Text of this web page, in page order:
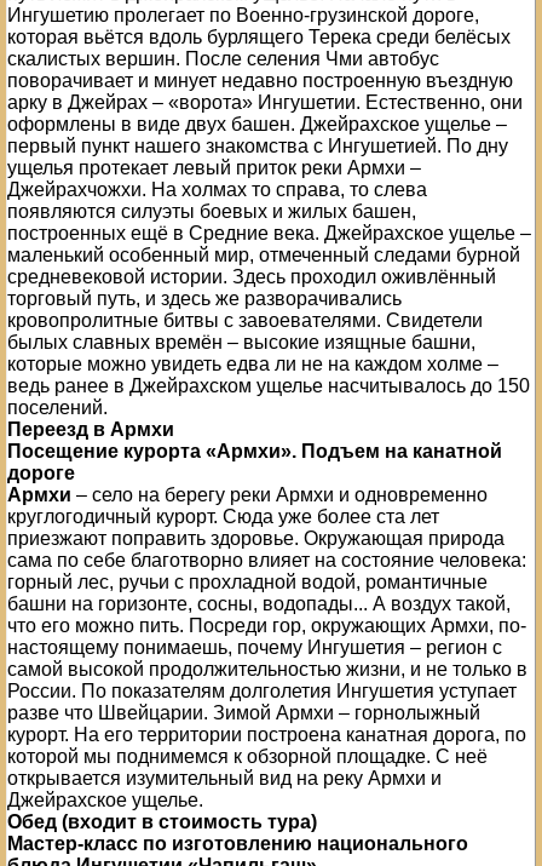
Ингушетию пролегает по Военно-грузинской дороге,
которая вьётся вдоль бурлящего Терека среди белёсых
скалистых вершин. После селения Чми автобус
поворачивает и минует недавно построенную въездную
арку в Джейрах – «ворота» Ингушетии. Естественно, они
оформлены в виде двух башен. Джейрахское ущелье –
первый пункт нашего знакомства с Ингушетией. По дну
ущелья протекает левый приток реки Армхи –
Джейрахчожхи. На холмах то справа, то слева
появляются силуэты боевых и жилых башен,
построенных ещё в Средние века. Джейрахское ущелье –
маленький особенный мир, отмеченный следами бурной
средневековой истории. Здесь проходил оживлённый
торговый путь, и здесь же разворачивались
кровопролитные битвы с завоевателями. Свидетели
былых славных времён – высокие изящные башни,
которые можно увидеть едва ли не на каждом холме –
ведь ранее в Джейрахском ущелье насчитывалось до 150
поселений.
Переезд в Армхи
Посещение курорта «Армхи». Подъем на канатной
дороге
Армхи – село на берегу реки Армхи и одновременно
круглогодичный курорт. Сюда уже более ста лет
приезжают поправить здоровье. Окружающая природа
сама по себе благотворно влияет на состояние человека:
горный лес, ручьи с прохладной водой, романтичные
башни на горизонте, сосны, водопады... А воздух такой,
что его можно пить. Посреди гор, окружающих Армхи, по-
настоящему понимаешь, почему Ингушетия – регион с
самой высокой продолжительностью жизни, и не только в
России. По показателям долголетия Ингушетия уступает
разве что Швейцарии. Зимой Армхи – горнолыжный
курорт. На его территории построена канатная дорога, по
которой мы поднимемся к обзорной площадке. С неё
открывается изумительный вид на реку Армхи и
Джейрахское ущелье.
Обед (входит в стоимость тура)
Мастер-класс по изготовлению национального